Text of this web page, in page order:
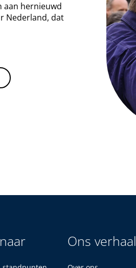
aan hernieuwd
Nederland, dat
Ons verhaal